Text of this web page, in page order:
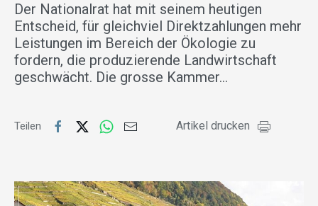
Der Nationalrat hat mit seinem heutigen
Entscheid, für gleichviel Direktzahlungen mehr
Leistungen im Bereich der Ökologie zu
fordern, die produzierende Landwirtschaft
geschwächt. Die grosse Kammer…
Teilen Artikel drucken